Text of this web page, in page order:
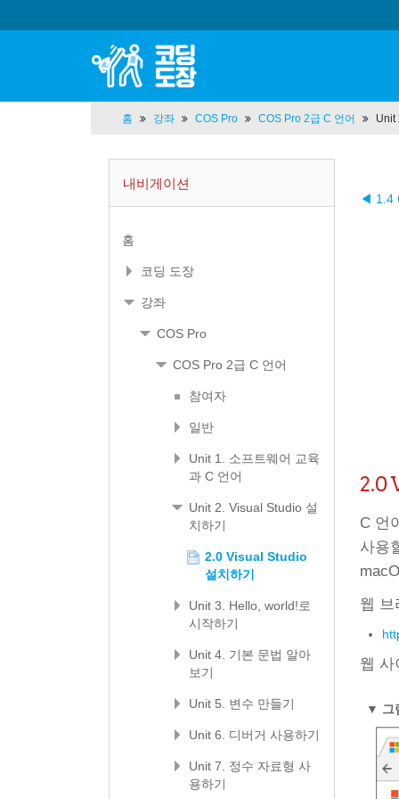
홈 강좌 COS Pro COS Pro 2급 C 언어 Unit
◀ 1.4
2.0
C 언
사용
웹 브
웹
▼ 그
내비게이션
홈
코딩 도장
강좌
COS Pro
COS Pro 2급 C 언어
참여자
일반
Unit 1. 소프트웨어 교육
과 C 언어
Unit 2. Visual Studio 설
치하기
2.0 Visual Studio
설치하기
Unit 3. Hello, world!로
시작하기
Unit 4. 기본 문법 알아
보기
Unit 5. 변수 만들기
Unit 6. 디버거 사용하기
Unit 7. 정수 자료형 사
용하기